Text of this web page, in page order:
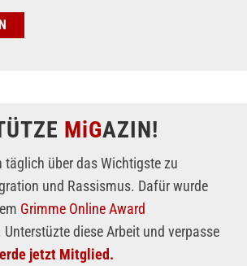
MiGAZIN!
täglich über das Wichtigste zu
und Rassismus. Dafür wurde
Grimme Online Award
diese Arbeit und verpasse
jetzt Mitglied.